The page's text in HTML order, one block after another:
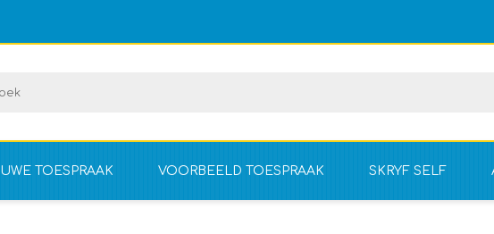
TOESPRAAK VOORBEELD TOESPRAAK SKRYF SELF